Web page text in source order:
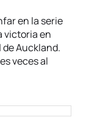
en la serie
victoria en
de Auckland.
veces al